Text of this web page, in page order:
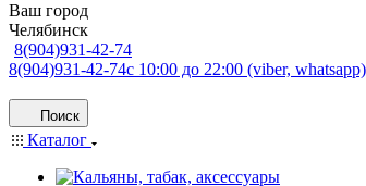
Ваш город
Челябинск
8(904)931-42-74
8(904)931-42-74с 10:00 до 22:00 (viber, whatsapp)
Поиск
Каталог